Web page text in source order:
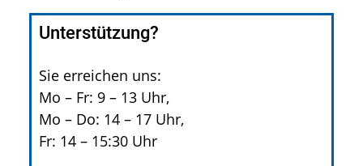
Unterstützung?
Sie erreichen uns:
Mo – Fr: 9 – 13 Uhr,
Mo – Do: 14 – 17 Uhr,
Fr: 14 – 15:30 Uhr